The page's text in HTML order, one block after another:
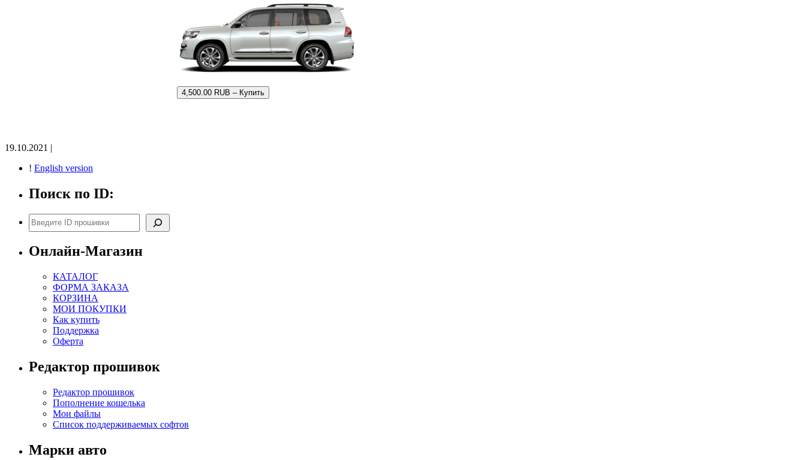
4,500.00 RUB – Купить
19.10.2021 |
! English version
Поиск по ID:
Поиск
Онлайн-Магазин
КАТАЛОГ
ФОРМА ЗАКАЗА
КОРЗИНА
МОИ ПОКУПКИ
Как купить
Поддержка
Оферта
Редактор прошивок
Редактор прошивок
Пополнение кошелька
Мои файлы
Список поддерживаемых софтов
Марки авто